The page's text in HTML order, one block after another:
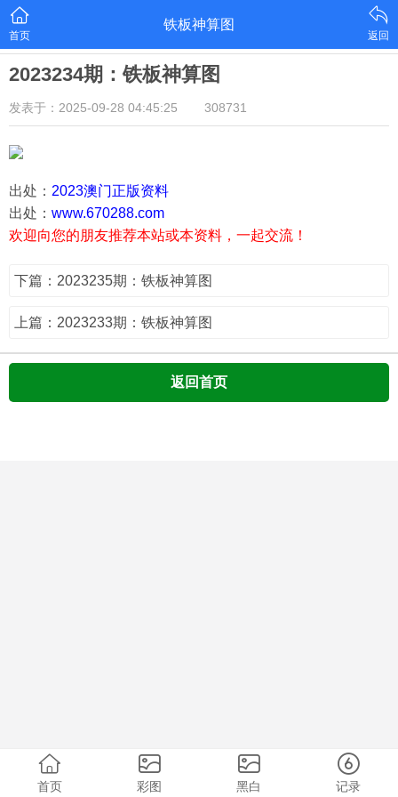
首页
铁板神算图
返回
2023234期：铁板神算图
发表于：2025-09-28 04:45:25 308731
出处： 2023澳门正版资料
出处： www.670288.com
欢迎向您的朋友推荐本站或本资料，一起交流！
下篇：2023235期：铁板神算图
上篇：2023233期：铁板神算图
返回首页
首页 彩图 黑白 记录